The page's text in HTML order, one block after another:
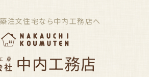
注文住宅なら中内工務店へ